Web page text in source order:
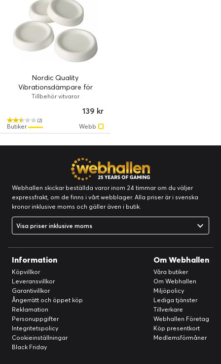
Nordic Quality
Vibrationsdämpare för
Tvättmaskin och Torktumlare
Tillbehör vitvaror
(2)
139 kr
Webb
Butiker
Webhallen skickar beställda varor inom 24 timmar om du väljer
expressfrakt, om de finns i vårt webblager. Alla priser är i svenska
kronor inklusive moms och gäller även i butik.
Visa priser inklusive moms
Information
Köpvillkor
Leveransvillkor
Garantivillkor
Ångerrätt och öppet köp
Reklamation
Personuppgifter
Integritetspolicy
Cookieinställningar
Black Friday
Om Webhallen
Våra butiker
Om Webhallen
Miljöpolicy
Lediga tjänster
Tillverkare
Webhallen Företag
Köp presentkort
Medlemsförmåner